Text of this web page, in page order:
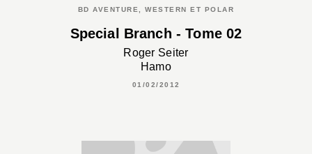
BD AVENTURE, WESTERN ET POLAR
Special Branch - Tome 02
Roger Seiter
Hamo
01/02/2012